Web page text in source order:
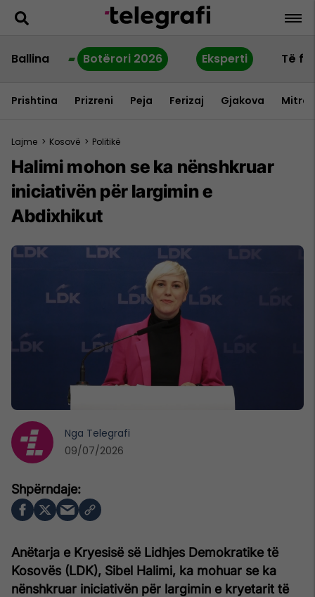
Ballina Botërori 2026 Eksperti Të
Prishtina Prizreni Peja Ferizaj Gjakova
Lajme > Kosovë > Politikë
Halimi mohon se ka nënshkruar
iniciativën për largimin e
Abdixhikut
Anëtarja e Kryesisë së Lidhjes Demokratike të
Kosovës (LDK), Sibel Halimi, ka mohuar se ka
nënshkruar iniciativën për largimin e kryetarit të
Nga Telegrafi
09/07/2026